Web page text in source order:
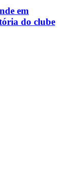
em
do clube